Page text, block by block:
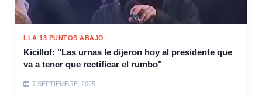
LLA 13 PUNTOS ABAJO
Kicillof: "Las urnas le dijeron hoy al presidente que
va a tener que rectificar el rumbo"
7 SEPTIEMBRE, 2025